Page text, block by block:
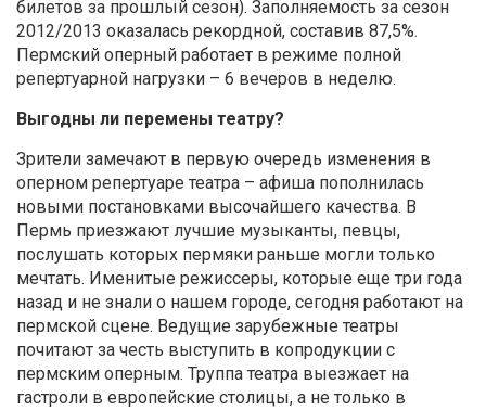
билетов за прошлый сезон). Заполняемость за сезон
2012/2013 оказалась рекордной, составив 87,5%.
Пермский оперный работает в режиме полной
репертуарной нагрузки – 6 вечеров в неделю.
Выгодны ли перемены театру?
Зрители замечают в первую очередь изменения в
оперном репертуаре театра – афиша пополнилась
новыми постановками высочайшего качества. В
Пермь приезжают лучшие музыканты, певцы,
послушать которых пермяки раньше могли только
мечтать. Именитые режиссеры, которые еще три года
назад и не знали о нашем городе, сегодня работают на
пермской сцене. Ведущие зарубежные театры
почитают за честь выступить в копродукции с
пермским оперным. Труппа театра выезжает на
гастроли в европейские столицы, а не только в